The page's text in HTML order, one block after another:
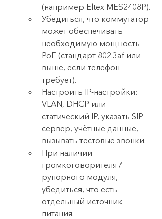
(например Eltex MES2408P).
Убедиться, что коммутатор
может обеспечивать
необходимую мощность
PoE (стандарт 802.3af или
выше, если телефон
требует).
Настроить IP-настройки:
VLAN, DHCP или
статический IP, указать SIP-
сервер, учётные данные,
вызывать тестовые звонки.
При наличии
громкоговорителя /
рупорного модуля,
убедиться, что есть
отдельный источник
питания.